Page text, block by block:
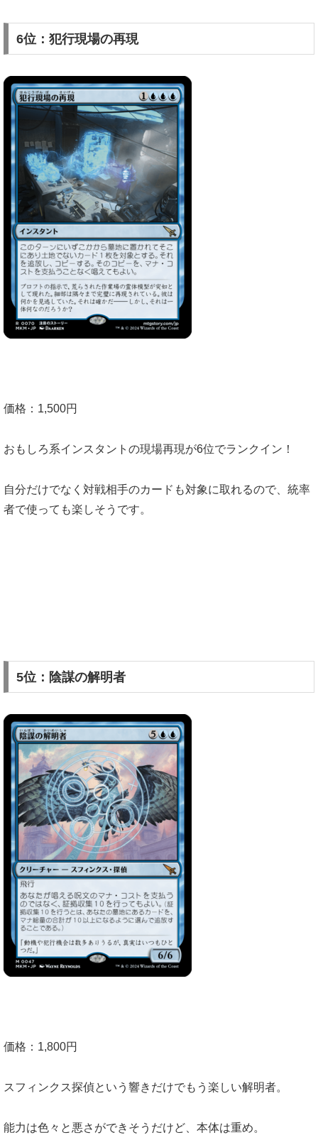
6位：犯行現場の再現
価格：1,500円
おもしろ系インスタントの現場再現が6位でランクイン！
自分だけでなく対戦相手のカードも対象に取れるので、統率
者で使っても楽しそうです。
5位：陰謀の解明者
価格：1,800円
スフィンクス探偵という響きだけでもう楽しい解明者。
能力は色々と悪さができそうだけど、本体は重め。